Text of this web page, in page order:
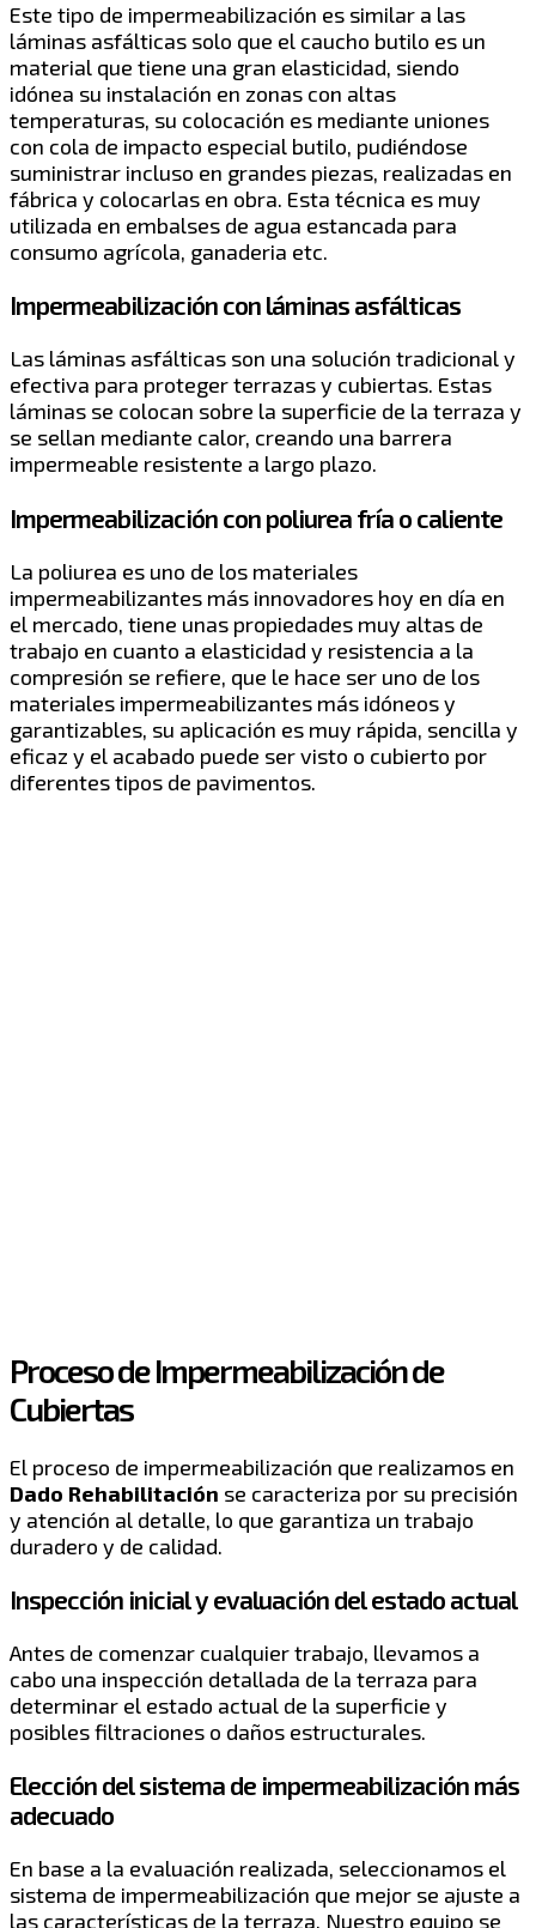
Este tipo de impermeabilización es similar a las
láminas asfálticas solo que el caucho butilo es un
material que tiene una gran elasticidad, siendo
idónea su instalación en zonas con altas
temperaturas, su colocación es mediante uniones
con cola de impacto especial butilo, pudiéndose
suministrar incluso en grandes piezas, realizadas en
fábrica y colocarlas en obra. Esta técnica es muy
utilizada en embalses de agua estancada para
consumo agrícola, ganaderia etc.
Impermeabilización con láminas asfálticas
Las láminas asfálticas son una solución tradicional y
efectiva para proteger terrazas y cubiertas. Estas
láminas se colocan sobre la superficie de la terraza y
se sellan mediante calor, creando una barrera
impermeable resistente a largo plazo.
Impermeabilización con poliurea fría o caliente
La poliurea es uno de los materiales
impermeabilizantes más innovadores hoy en día en
el mercado, tiene unas propiedades muy altas de
trabajo en cuanto a elasticidad y resistencia a la
compresión se refiere, que le hace ser uno de los
materiales impermeabilizantes más idóneos y
garantizables, su aplicación es muy rápida, sencilla y
eficaz y el acabado puede ser visto o cubierto por
diferentes tipos de pavimentos.
Proceso de Impermeabilización de
Cubiertas
El proceso de impermeabilización que realizamos en
Dado Rehabilitación se caracteriza por su precisión
y atención al detalle, lo que garantiza un trabajo
duradero y de calidad.
Inspección inicial y evaluación del estado actual
Antes de comenzar cualquier trabajo, llevamos a
cabo una inspección detallada de la terraza para
determinar el estado actual de la superficie y
posibles filtraciones o daños estructurales.
Elección del sistema de impermeabilización más
adecuado
En base a la evaluación realizada, seleccionamos el
sistema de impermeabilización que mejor se ajuste a
las características de la terraza. Nuestro equipo se